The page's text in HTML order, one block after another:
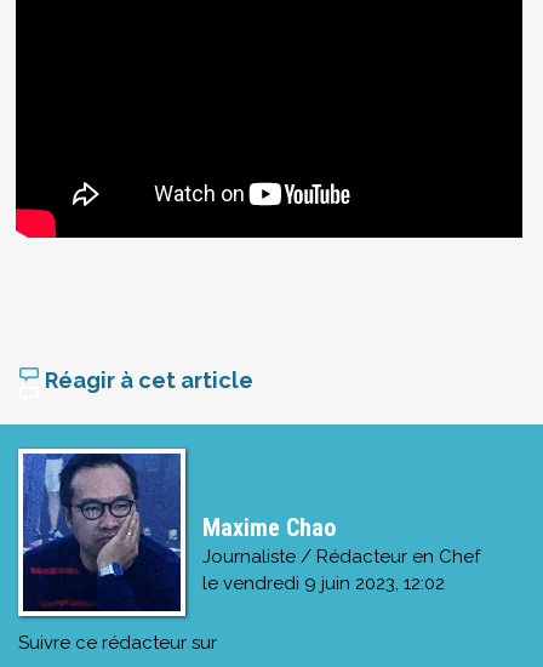
Réagir à cet article
Maxime Chao
Journaliste / Rédacteur en Chef
le vendredi 9 juin 2023, 12:02
Suivre ce rédacteur sur